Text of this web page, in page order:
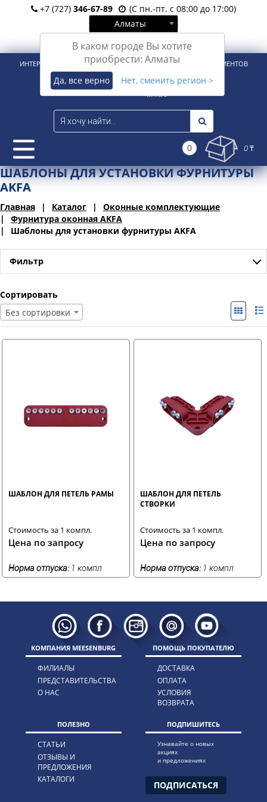
+7 (727) 346-67-89
(С пн.-пт. с 08:00 до 17:00)
Алматы
В каком городе Вы хотите
приобрести: Алматы
Да, все верно Нет, сменить регион >
Вход Регистрация
ИНТЕРНЕТ-МАГАЗИН ДЛЯ РОЗНИЧНЫХ И КОРПОРАТИВНЫХ КЛИЕНТОВ
0 0 ₸
ШАБЛОНЫ ДЛЯ УСТАНОВКИ ФУРНИТУРЫ
AKFA
Главная Каталог
Оконные комплектующие
Фурнитура оконная AKFA
Шаблоны для установки фурнитуры AKFA
Фильтр
Сортировать
Без сортировки
ШАБЛОН ДЛЯ ПЕТЕЛЬ РАМЫ
Стоимость за 1 компл.
Цена по запросу
Норма отпуска: 1 компл
ШАБЛОН ДЛЯ ПЕТЕЛЬ
СТВОРКИ
Стоимость за 1 компл.
Цена по запросу
Норма отпуска: 1 компл
КОМПАНИЯ MEESENBURG
ФИЛИАЛЫ
ПРЕДСТАВИТЕЛЬСТВА
О НАС
ПОМОЩЬ ПОКУПАТЕЛЮ
ДОСТАВКА
ОПЛАТА
УСЛОВИЯ
ВОЗВРАТА
ПОЛЕЗНО
СТАТЬИ
ОТЗЫВЫ И
ПРЕДЛОЖЕНИЯ
КАТАЛОГИ
ПОДПИШИТЕСЬ
Узнавайте о новых
акциях
и предложениях
ПОДПИСАТЬСЯ